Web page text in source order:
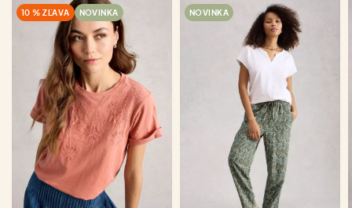
10 % ZĽAVA NOVINKA NOVINKA